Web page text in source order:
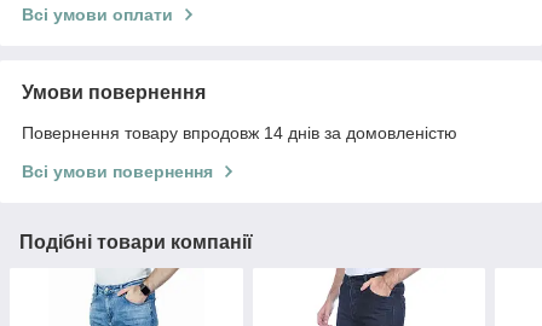
Всі умови оплати
Умови повернення
Повернення товару впродовж 14 днів за домовленістю
Всі умови повернення
Подібні товари компанії